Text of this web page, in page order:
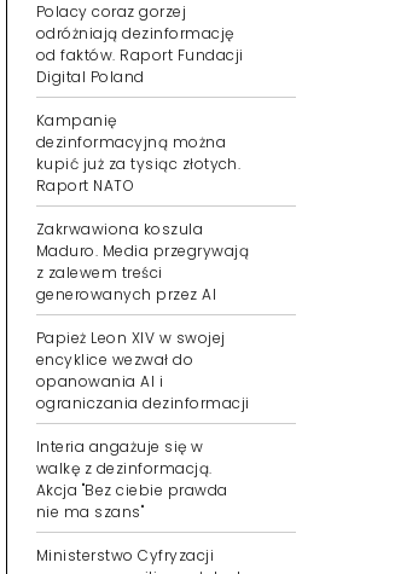
Polacy coraz gorzej
odróżniają dezinformację
od faktów. Raport Fundacji
Digital Poland
Kampanię
dezinformacyjną można
kupić już za tysiąc złotych.
Raport NATO
Zakrwawiona koszula
Maduro. Media przegrywają
z zalewem treści
generowanych przez AI
Papież Leon XIV w swojej
encyklice wezwał do
opanowania AI i
ograniczania dezinformacji
Interia angażuje się w
walkę z dezinformacją.
Akcja "Bez ciebie prawda
nie ma szans"
Ministerstwo Cyfryzacji